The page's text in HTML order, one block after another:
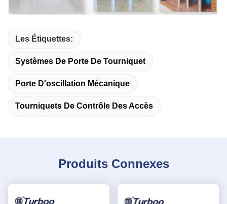
Les Étiquettes:
Systèmes De Porte De Tourniquet
Porte D'oscillation Mécanique
Tourniquets De Contrôle Des Accès
Produits Connexes